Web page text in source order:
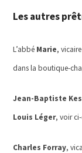
Les autres
L’abbé Marie,
dans la boutique-
Jean-Baptiste
Louis Léger, voir
Charles Forray,